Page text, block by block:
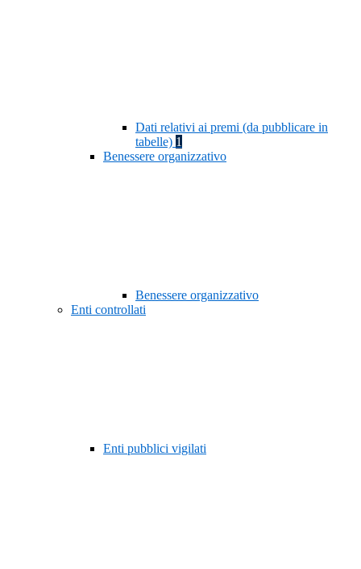
Dati relativi ai premi (da pubblicare in
tabelle) 1
Benessere organizzativo
Benessere organizzativo
Enti controllati
Enti pubblici vigilati